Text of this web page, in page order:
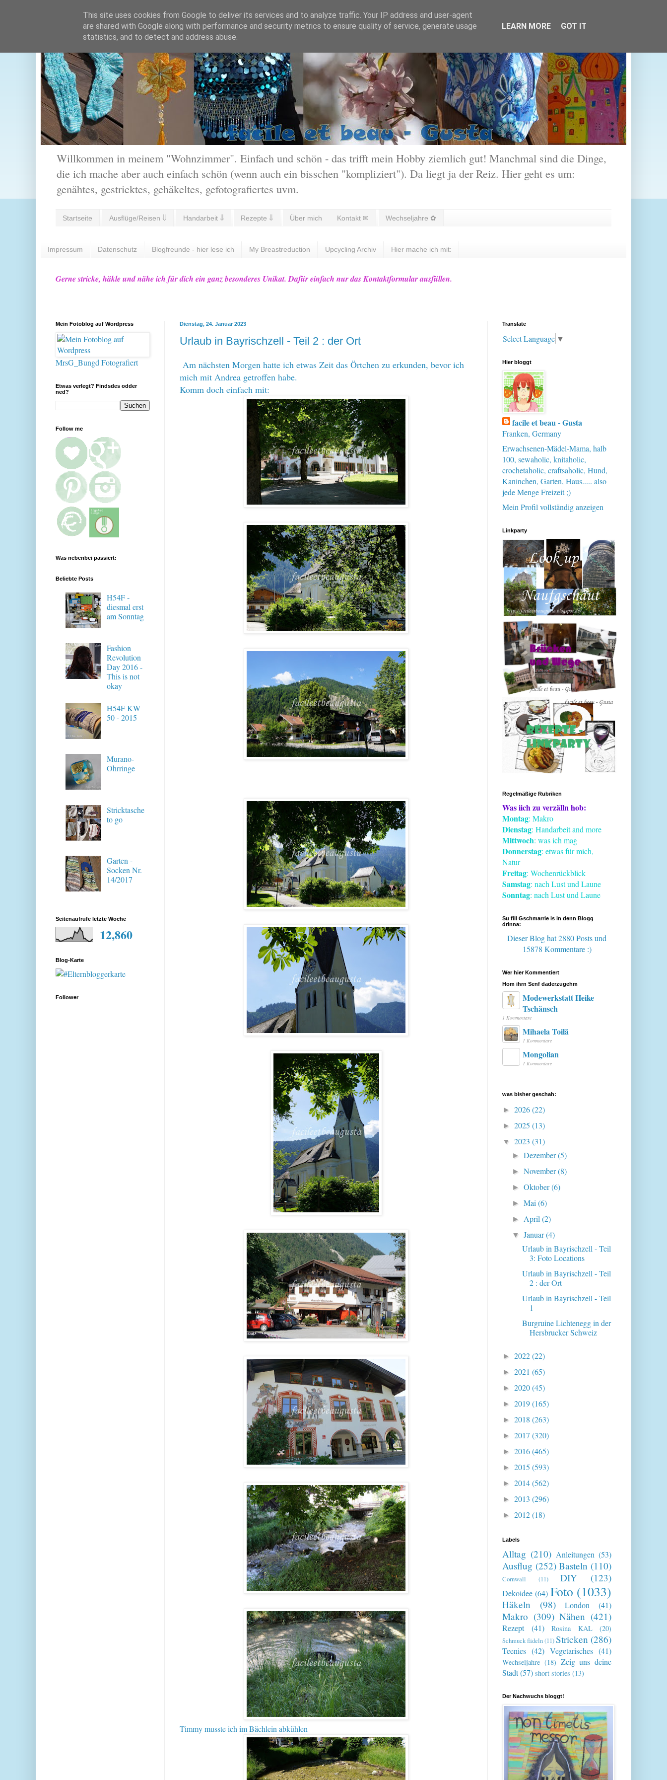
Willkommen in meinem "Wohnzimmer". Einfach und schön - das trifft mein Hobby ziemlich gut! Manchmal sind die Dinge,
die ich mache aber auch einfach schön (wenn auch ein bisschen "kompliziert"). Da liegt ja der Reiz. Hier geht es um:
genähtes, gestricktes, gehäkeltes, gefotografiertes uvm.
Startseite Ausflüge/Reisen ⇓ Handarbeit ⇓ Rezepte ⇓ Über mich Kontakt ✉ Wechseljahre ✿
Impressum Datenschutz Blogfreunde - hier lese ich My Breastreduction Upcycling Archiv Hier mache ich mit:
Gerne stricke, häkle und nähe ich für dich ein ganz besonderes Unikat. Dafür einfach nur das Kontaktformular ausfüllen.
Dienstag, 24. Januar 2023
Urlaub in Bayrischzell - Teil 2 : der Ort
Am nächsten Morgen hatte ich etwas Zeit das Örtchen zu erkunden, bevor ich
mich mit Andrea getroffen habe.
Komm doch einfach mit:
Timmy musste ich im Bächlein abkühlen
Mein Fotoblog auf Wordpress
MrsG_Bungd Fotografiert
Etwas verlegt? Findsdes odder
ned?
Follow me
Was nebenbei passiert:
Beliebte Posts
H54F -
diesmal erst
am Sonntag
Fashion
Revolution
Day 2016 -
This is not
okay
H54F KW
50 - 2015
Murano-
Ohrringe
Stricktasche
to go
Garten -
Socken Nr.
14/2017
Seitenaufrufe letzte Woche
12,860
Blog-Karte
Follower
Translate
Select Language ▼
Hier bloggt
facile et beau - Gusta
Franken, Germany
Erwachsenen-Mädel-Mama, halb
100, sewaholic, knitaholic,
crochetaholic, craftsaholic, Hund,
Kaninchen, Garten, Haus..... also
jede Menge Freizeit ;)
Mein Profil vollständig anzeigen
Linkparty
Regelmäßige Rubriken
Was iich zu verzälln hob:
Montag: Makro
Dienstag: Handarbeit and more
Mittwoch: was ich mag
Donnerstag: etwas für mich,
Natur
Freitag: Wochenrückblick
Samstag: nach Lust und Laune
Sonntag: nach Lust und Laune
Su fill Gschmarrie is in denn Blogg
drinna:
Dieser Blog hat 2880 Postsund
15878 Kommentare :)
Wer hier Kommentiert
Hom ihrn Senf daderzugehm
Modewerkstatt Heike
Tschänsch
1 Kommentare
Mihaela Toilă
1 Kommentare
Mongolian
1 Kommentare
was bisher geschah:
► 2026(22)
► 2025 (13)
▼ 2023 (31)
►Dezember(5)
►November(8)
►Oktober(6)
►Mai(6)
► April(2)
▼Januar(4)
Urlaub in Bayrischzell - Teil
3: Foto Locations
Urlaub in Bayrischzell - Teil
2 : der Ort
Urlaub in Bayrischzell - Teil
1
Burgruine Lichtenegg in der
Hersbrucker Schweiz
► 2022(22)
► 2021 (65)
► 2020(45)
► 2019(165)
► 2018 (263)
► 2017 (320)
► 2016(465)
► 2015 (593)
► 2014(562)
► 2013 (296)
► 2012(18)
Labels
Alltag (210) Anleitungen (53)
Ausflug (252) Basteln (110)
Cornwall (11) DIY (123)
Dekoidee (64) Foto (1033)
Häkeln (98) London (41)
Makro (309) Nähen (421)
Rezept (41) Rosina KAL (20)
Schmuck fädeln(11)Stricken (286)
Teenies (42) Vegetarisches (41)
Wechseljahre (18) Zeig uns deine
Stadt(57) short stories (13)
Der Nachwuchs bloggt!
This site uses cookies from Google to deliver its services and to analyze traffic. Your IP address and user-agent
are shared with Google along with performance and security metrics to ensure quality of service, generate usage
statistics, and to detect and address abuse.
LEARN MORE GOT IT